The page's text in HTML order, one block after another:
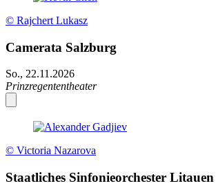
© Rajchert Lukasz
Camerata Salzburg
So., 22.11.2026
Prinzregententheater
© Victoria Nazarova
Staatliches Sinfonieorchester Litauen